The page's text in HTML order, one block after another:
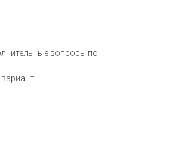
вопросы по